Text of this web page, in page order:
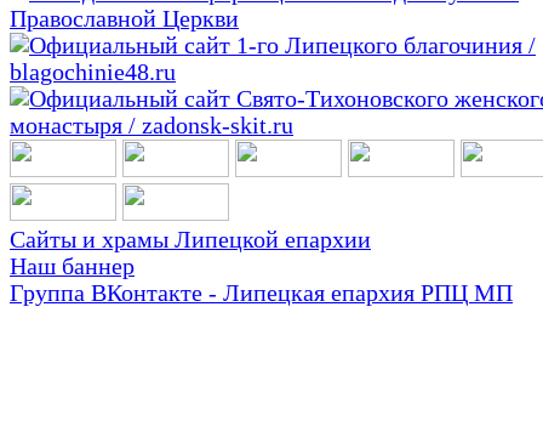
Сайты и храмы Липецкой епархии
Наш баннер
Группа ВКонтакте - Липецкая епархия РПЦ МП